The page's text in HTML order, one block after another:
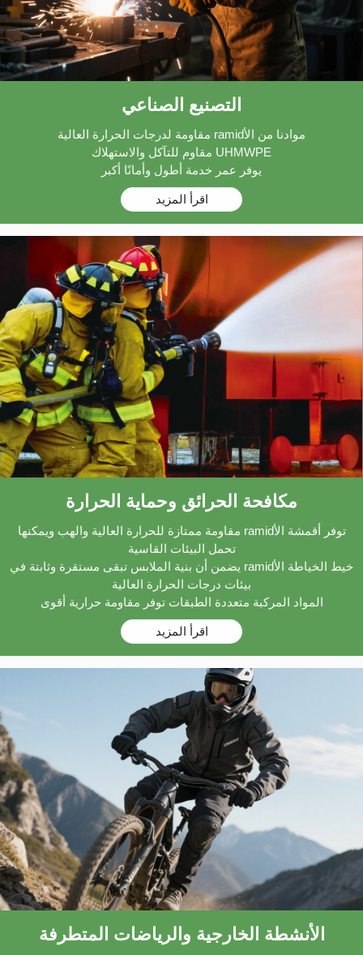
التصنيع الصناعي
موادنا من الأramid مقاومة لدرجات الحرارة العالية
UHMWPE مقاوم للتآكل والاستهلاك
يوفر عمر خدمة أطول وأمانًا أكبر
اقرأ المزيد
مكافحة الحرائق وحماية الحرارة
توفر أقمشة الأramid مقاومة ممتازة للحرارة العالية والهب ويمكنها
تحمل البيئات القاسية
خيط الخياطة الأramid يضمن أن بنية الملابس تبقى مستقرة وثابتة في
بيئات درجات الحرارة العالية
المواد المركبة متعددة الطبقات توفر مقاومة حرارية أقوى
اقرأ المزيد
الأنشطة الخارجية والرياضات المتطرفة